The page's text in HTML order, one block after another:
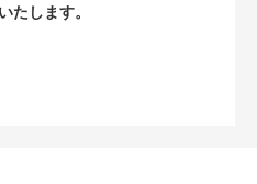
たします。